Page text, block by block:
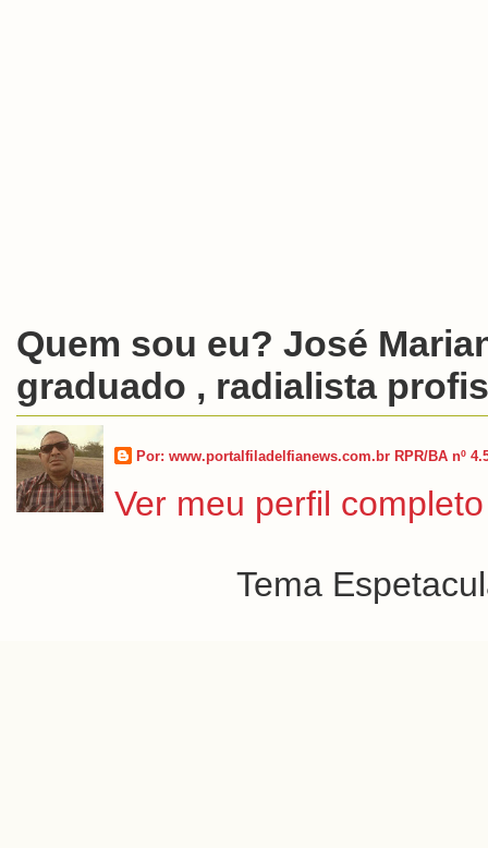
Quem sou eu? José
graduado , radialista
Por: www.portalfiladelfianews.com.br RPR/BA nº
Ver meu perfil completo
Tema